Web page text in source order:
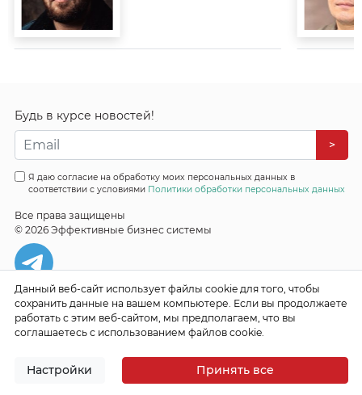
Будь в курсе новостей!
>
Я даю согласие на обработку моих персональных данных в
соответствии с условиями Политики обработки персональных данных
Все права защищены
© 2026 Эффективные бизнес системы
Данный веб-сайт использует файлы cookie для того, чтобы
сохранить данные на вашем компьютере. Если вы продолжаете
работать с этим веб-сайтом, мы предполагаем, что вы
соглашаетесь с использованием файлов cookie.
Настройки Принять все